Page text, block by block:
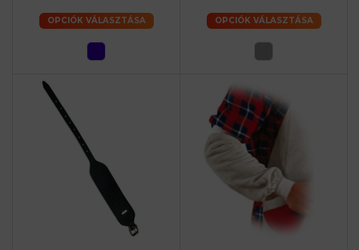
OPCIÓK VÁLASZTÁSA OPCIÓK VÁLASZTÁSA